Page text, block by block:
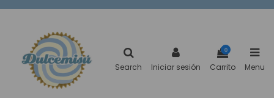
Search Iniciar sesión
0
Carrito Menu